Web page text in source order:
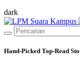
dark
Hand-Picked Top-Read